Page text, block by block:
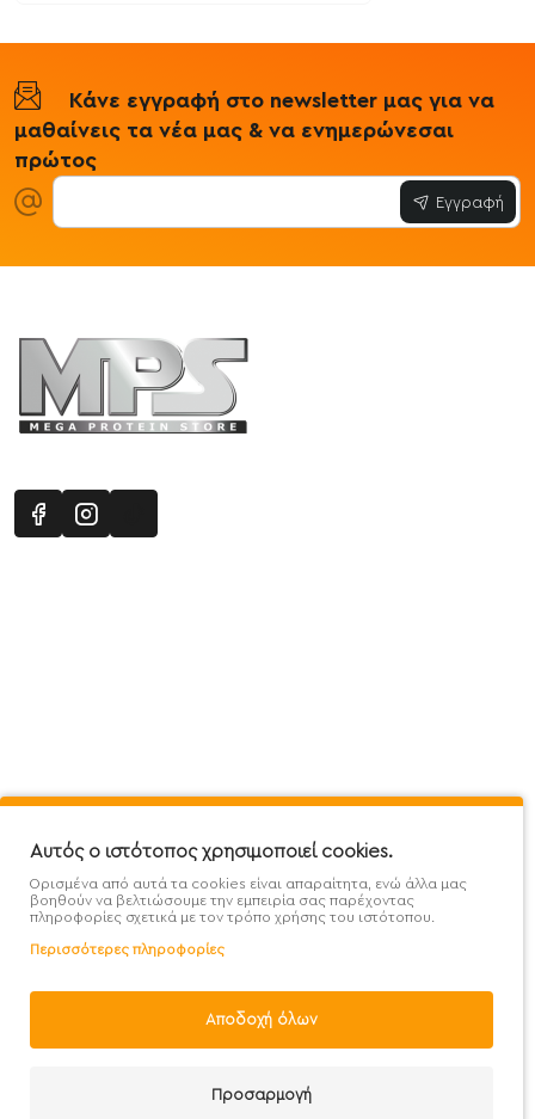
Κάνε εγγραφή στο newsletter μας για να
μαθαίνεις τα νέα μας & να ενημερώνεσαι
πρώτος
Εγγραφή
Προσφορές - Clearence GDPR
Χονδρική
Handcrafted with 💙 in Athens
Αυτός ο ιστότοπος χρησιμοποιεί cookies.
Ορισμένα από αυτά τα cookies είναι απαραίτητα, ενώ άλλα μας
βοηθούν να βελτιώσουμε την εμπειρία σας παρέχοντας
πληροφορίες σχετικά με τον τρόπο χρήσης του ιστότοπου.
Περισσότερες πληροφορίες
Αποδοχή όλων
Προσαρμογή